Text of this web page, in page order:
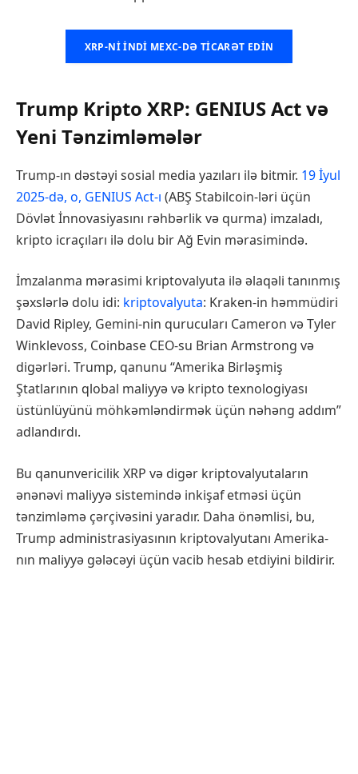
XRP-NI INDI MEXC-DƏ TICARƏT EDIN
Trump Kripto XRP: GENIUS Act və
Yeni Tənzimləmələr
Trump-ın dəstəyi sosial media yazıları ilə bitmir. 19 İyul
2025-də, o, GENIUS Act-ı (ABŞ Stabilcoin-ləri üçün
Dövlət İnnovasiyasını rəhbərlik və qurma) imzaladı,
kripto icraçıları ilə dolu bir Ağ Evin mərasimində.
İmzalanma mərasimi kriptovalyuta ilə əlaqəli tanınmış
şəxslərlə dolu idi: kriptovalyuta: Kraken-in həmmüdiri
David Ripley, Gemini-nin qurucuları Cameron və Tyler
Winklevoss, Coinbase CEO-su Brian Armstrong və
digərləri. Trump, qanunu “Amerika Birləşmiş
Ştatlarının qlobal maliyyə və kripto texnologiyası
üstünlüyünü möhkəmləndirmək üçün nəhəng addım”
adlandırdı.
Bu qanunvericilik XRP və digər kriptovalyutaların
ənənəvi maliyyə sistemində inkişaf etməsi üçün
tənzimləmə çərçivəsini yaradır. Daha önəmlisi, bu,
Trump administrasiyasının kriptovalyutanı Amerika-
nın maliyyə gələcəyi üçün vacib hesab etdiyini bildirir.